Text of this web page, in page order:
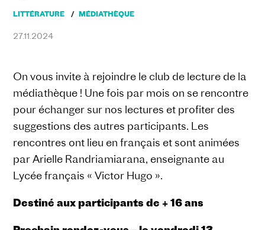
LITTÉRATURE MÉDIATHÈQUE
27.11.2024
On vous invite à rejoindre le club de lecture de la
médiathèque ! Une fois par mois on se rencontre
pour échanger sur nos lectures et profiter des
suggestions des autres participants. Les
rencontres ont lieu en français et sont animées
par Arielle Randriamiarana, enseignante au
Lycée français « Victor Hugo ».
Destiné aux participants de + 16 ans